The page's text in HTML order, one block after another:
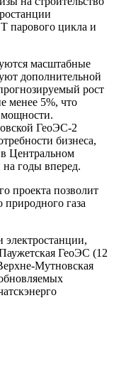
парового цикла и
масштабные
дополнительной
рост
менее 5%, что
мощности.
ГеоЭС-2
бизнеса,
в Центральном
на годы вперед.
проекта позволит
газа
электростанции,
ГеоЭС (12
Мутновская